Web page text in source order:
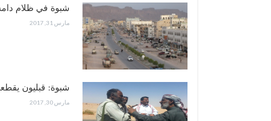
شبوة في ظلام
مارس 31, 2017
شبوة: قبليون
مارس 30, 2017